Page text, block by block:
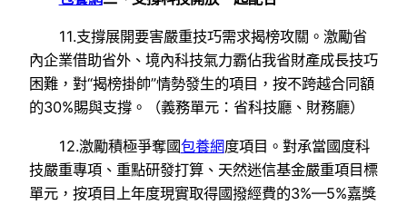
11.支撐展開要害嚴重技巧需求揭榜攻關。激勵省
內企業借助省外、境內科技氣力霸佔我省財產成長技巧
困難，對“揭榜掛帥”情勢發生的項目，按不跨越合同額
的30%賜與支撐。（義務單元：省科技廳、財務廳）
12.激勵積極爭奪國包養網度項目。對承當國度科
技嚴重專項、重點研發打算、天然迷信基金嚴重項目標
單元，按項目上年度現實取得國撥經費的3%—5%嘉獎